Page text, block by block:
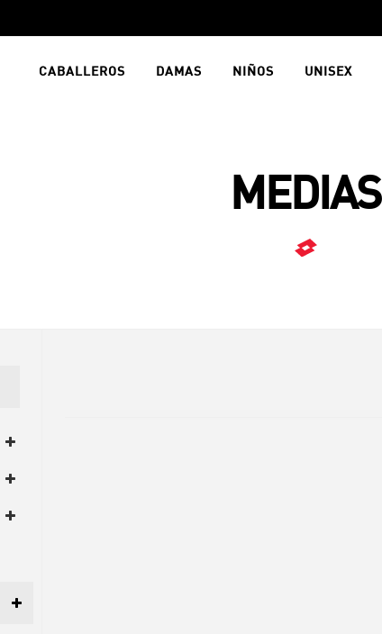
CABALLEROS DAMAS NIÑOS UNISEX
MEDIAS